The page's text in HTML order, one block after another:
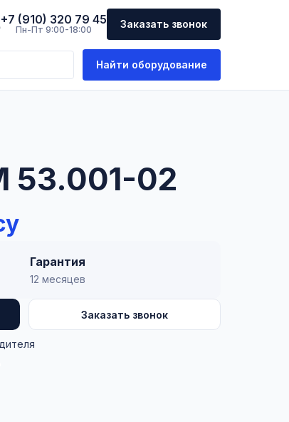
+7 (910) 320 79 45
Пн-Пт 9:00-18:00 Заказать звонок
Найти оборудование
53.001-02
Гарантия
12 месяцев
Заказать звонок